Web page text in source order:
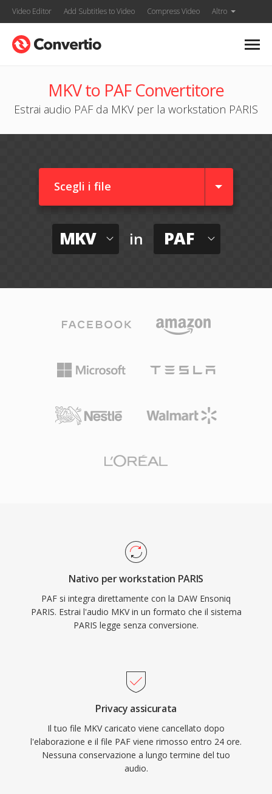
Video Editor Add Subtitles to Video Compress Video Altro
MKV to PAF Convertitore
Estrai audio PAF da MKV per la workstation PARIS
Scegli i file
MKV in PAF
Nativo per workstation PARIS
PAF si integra direttamente con la DAW Ensoniq
PARIS. Estrai l'audio MKV in un formato che il sistema
PARIS legge senza conversione.
Privacy assicurata
Il tuo file MKV caricato viene cancellato dopo
l'elaborazione e il file PAF viene rimosso entro 24 ore.
Nessuna conservazione a lungo termine del tuo
audio.